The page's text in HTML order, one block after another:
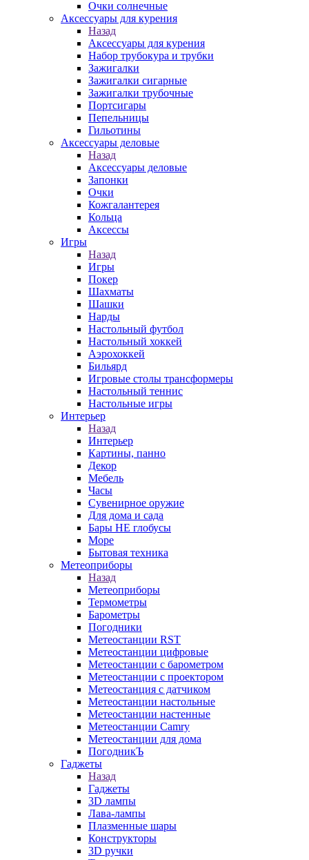
Очки солнечные
Аксессуары для курения
Назад
Аксессуары для курения
Набор трубокура и трубки
Зажигалки
Зажигалки сигарные
Зажигалки трубочные
Портсигары
Пепельницы
Гильотины
Аксессуары деловые
Назад
Аксессуары деловые
Запонки
Очки
Кожгалантерея
Кольца
Аксессы
Игры
Назад
Игры
Покер
Шахматы
Шашки
Нарды
Настольный футбол
Настольный хоккей
Аэрохоккей
Бильярд
Игровые столы трансформеры
Настольный теннис
Настольные игры
Интерьер
Назад
Интерьер
Картины, панно
Декор
Мебель
Часы
Сувенирное оружие
Для дома и сада
Бары НЕ глобусы
Море
Бытовая техника
Метеоприборы
Назад
Метеоприборы
Термометры
Барометры
Погодники
Метеостанции RST
Метеостанции цифровые
Метеостанции с барометром
Метеостанции с проектором
Метеостанция с датчиком
Метеостанции настольные
Метеостанции настенные
Метеостанции Camry
Метеостанции для дома
ПогодникЪ
Гаджеты
Назад
Гаджеты
3D лампы
Лава-лампы
Плазменные шары
Конструкторы
3D ручки